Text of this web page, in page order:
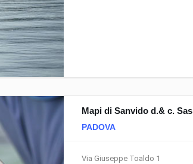
Mapi di Sanvido d.& c. Sas
PADOVA
Via Giuseppe Toaldo 1